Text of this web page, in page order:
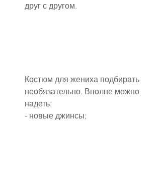
друг с другом.
Костюм для жениха подбирать
необязательно. Вполне можно
надеть:
- новые джинсы;